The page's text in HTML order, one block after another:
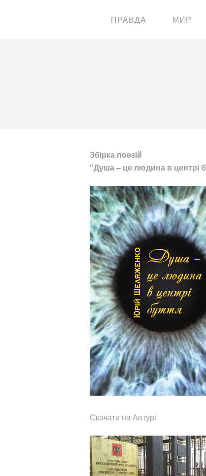
ПРАВДА МИР
Збірка поезій
"Душа – це людина в центрі
Скачати на Автурі